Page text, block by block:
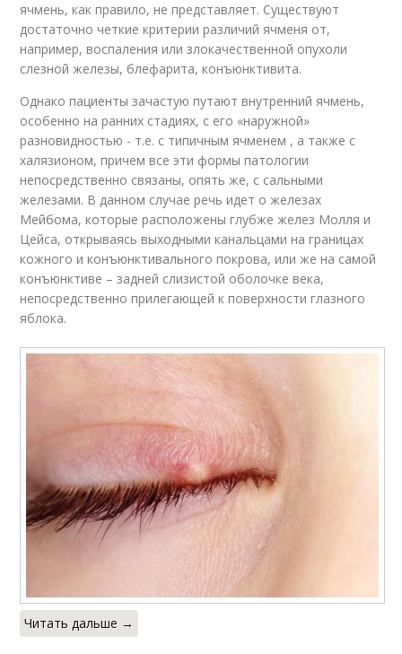
ячмень, как правило, не представляет. Существуют
достаточно четкие критерии различий ячменя от,
например, воспаления или злокачественной опухоли
слезной железы, блефарита, конъюнктивита.
Однако пациенты зачастую путают внутренний ячмень,
особенно на ранних стадиях, с его «наружной»
разновидностью - т.е. с типичным ячменем , а также с
халязионом, причем все эти формы патологии
непосредственно связаны, опять же, с сальными
железами. В данном случае речь идет о железах
Мейбома, которые расположены глубже желез Молля и
Цейса, открываясь выходными канальцами на границах
кожного и конъюнктивального покрова, или же на самой
конъюнктиве – задней слизистой оболочке века,
непосредственно прилегающей к поверхности глазного
яблока.
Читать дальше →